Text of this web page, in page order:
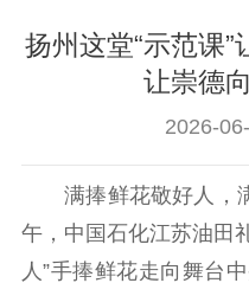
扬州这堂“示范课”
让崇德
2026-
满捧鲜花敬好人，
午，中国石化江苏油田
人”手捧鲜花走向舞台